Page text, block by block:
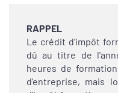
RAPPEL
Le crédit d’impôt
dû au titre de
heures de
d'entreprise, mais